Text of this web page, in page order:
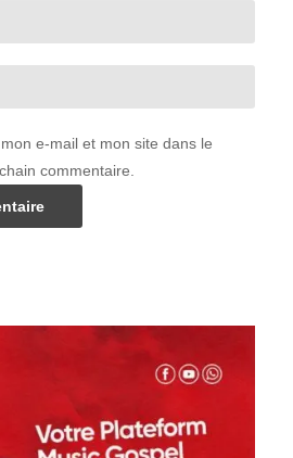
e-mail et mon site dans le
commentaire.